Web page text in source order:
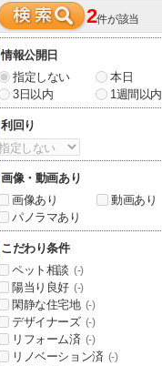
2件が該当
情報公開日
指定しない
本日
3日以内
1週間以内
利回り
画像・動画あり
画像あり
動画あり
パノラマあり
こだわり条件
ペット相談 (-)
陽当り良好 (-)
閑静な住宅地 (-)
デザイナーズ (-)
リフォーム済 (-)
リノベーション済 (-)